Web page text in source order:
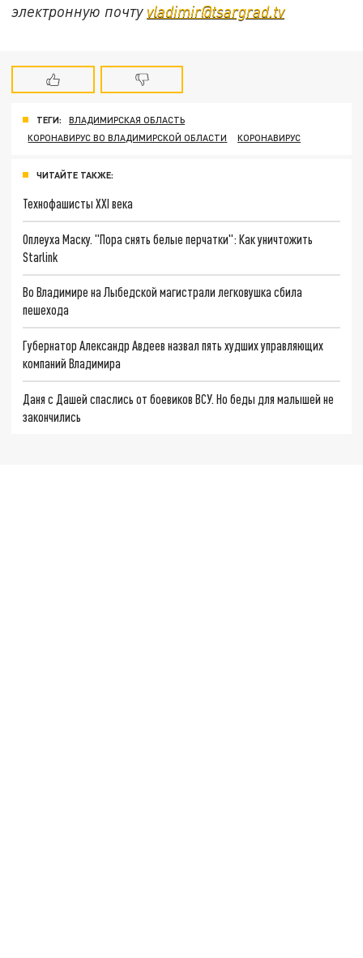
электронную почту vladimir@tsargrad.tv
ТЕГИ:
ВЛАДИМИРСКАЯ ОБЛАСТЬ
КОРОНАВИРУС ВО ВЛАДИМИРСКОЙ ОБЛАСТИ
КОРОНАВИРУС
ЧИТАЙТЕ ТАКЖЕ:
Технофашисты XXI века
Оплеуха Маску. "Пора снять белые перчатки": Как уничтожить
Starlink
Во Владимире на Лыбедской магистрали легковушка сбила
пешехода
Губернатор Александр Авдеев назвал пять худших управляющих
компаний Владимира
Даня с Дашей спаслись от боевиков ВСУ. Но беды для малышей не
закончились